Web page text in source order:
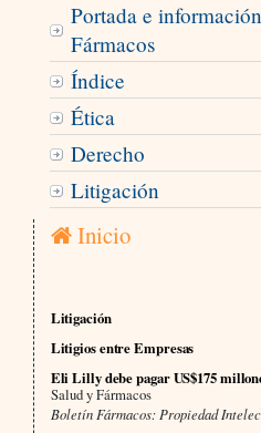
Portada e
Fármacos
Índice
Ética
Derecho
Litigación
Inicio
Litigación
Litigios entre Empresas
Eli Lilly debe pagar US$175
Salud y Fármacos
Boletín Fármacos: Propiedad